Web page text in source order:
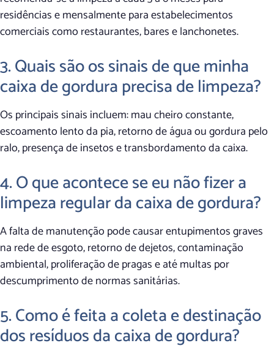
residências e mensalmente para estabelecimentos
comerciais como restaurantes, bares e lanchonetes.
3. Quais são os sinais de que minha
caixa de gordura precisa de limpeza?
Os principais sinais incluem: mau cheiro constante,
escoamento lento da pia, retorno de água ou gordura pelo
ralo, presença de insetos e transbordamento da caixa.
4. O que acontece se eu não fizer a
limpeza regular da caixa de gordura?
A falta de manutenção pode causar entupimentos graves
na rede de esgoto, retorno de dejetos, contaminação
ambiental, proliferação de pragas e até multas por
descumprimento de normas sanitárias.
5. Como é feita a coleta e destinação
dos resíduos da caixa de gordura?